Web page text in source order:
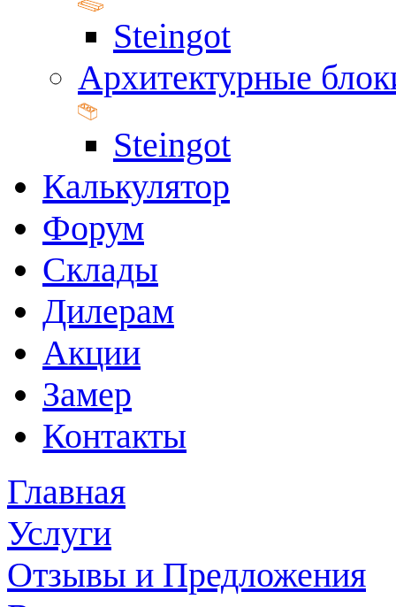
Steingot
Архитектурные
Steingot
Калькулятор
Форум
Склады
Дилерам
Акции
Замер
Контакты
Главная
Услуги
Отзывы и Предложения